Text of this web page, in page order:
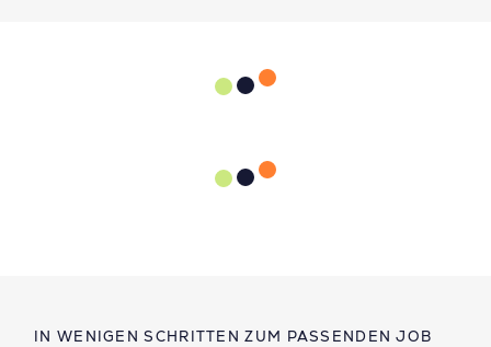
IN WENIGEN SCHRITTEN ZUM PASSENDEN JOB